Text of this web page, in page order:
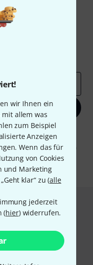
wir Ihnen ein
allem was
zum Beispiel
Anzeigen
Wenn das für
von Cookies
und Marketing
klar“ zu (alle
jederzeit
(hier) widerrufen.
und gewinne mit
dem Erhalt von E-Mail-
zu. Die
finden Sie in
.